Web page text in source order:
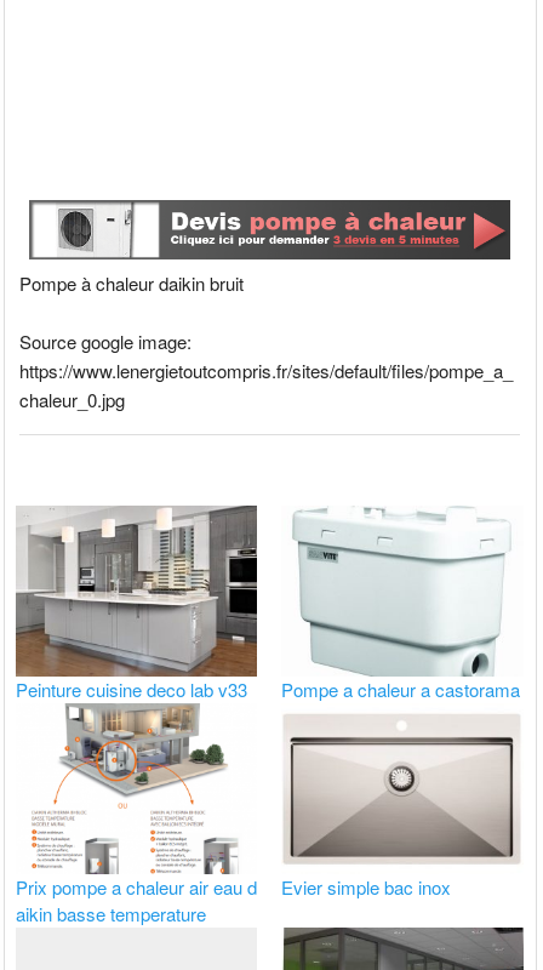
Pompe à chaleur daikin bruit
Source google image:
https://www.lenergietoutcompris.fr/sites/default/files/pompe_a_
chaleur_0.jpg
Peinture cuisine deco lab v33 Pompe a chaleur a castorama
Prix pompe a chaleur air eau d
aikin basse temperature
Evier simple bac inox